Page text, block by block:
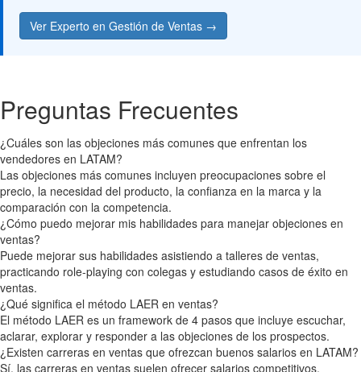
Ver Experto en Gestión de Ventas →
Preguntas Frecuentes
¿Cuáles son las objeciones más comunes que enfrentan los
vendedores en LATAM?
Las objeciones más comunes incluyen preocupaciones sobre el
precio, la necesidad del producto, la confianza en la marca y la
comparación con la competencia.
¿Cómo puedo mejorar mis habilidades para manejar objeciones en
ventas?
Puede mejorar sus habilidades asistiendo a talleres de ventas,
practicando role-playing con colegas y estudiando casos de éxito en
ventas.
¿Qué significa el método LAER en ventas?
El método LAER es un framework de 4 pasos que incluye escuchar,
aclarar, explorar y responder a las objeciones de los prospectos.
¿Existen carreras en ventas que ofrezcan buenos salarios en LATAM?
Sí, las carreras en ventas suelen ofrecer salarios competitivos,